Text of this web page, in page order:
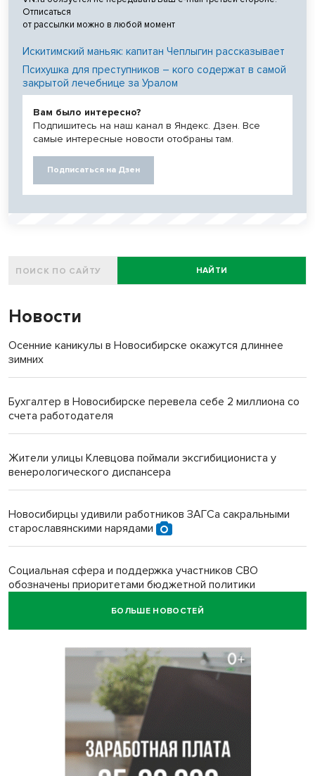
Отписаться
от рассылки можно в любой момент
Искитимский маньяк: капитан Чеплыгин рассказывает
Психушка для преступников – кого содержат в самой
закрытой лечебнице за Уралом
Вам было интересно?
Подпишитесь на наш канал в Яндекс. Дзен. Все
самые интересные новости отобраны там.
Подписаться на Дзен
НАЙТИ
Новости
Осенние каникулы в Новосибирске окажутся длиннее
зимних
Бухгалтер в Новосибирске перевела себе 2 миллиона со
счета работодателя
Жители улицы Клевцова поймали эксгибициониста у
венерологического диспансера
Новосибирцы удивили работников ЗАГСа сакральными
старославянскими нарядами
Социальная сфера и поддержка участников СВО
обозначены приоритетами бюджетной политики
Парашютную вышку за 16 миллионов закупил детский
лагерь под Новосибирском
Заборы на площади Маркса сносят для новой зоны
отдыха в Новосибирске
БОЛЬШЕ НОВОСТЕЙ